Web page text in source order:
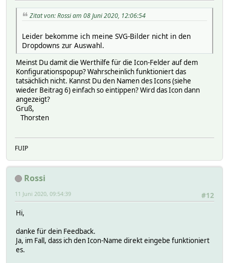
Zitat von: Rossi am 08 Juni 2020, 12:06:54
Leider bekomme ich meine SVG-Bilder nicht in den
Dropdowns zur Auswahl.
Meinst Du damit die Werthilfe für die Icon-Felder auf dem
Konfigurationspopup? Wahrscheinlich funktioniert das
tatsächlich nicht. Kannst Du den Namen des Icons (siehe
wieder Beitrag 6) einfach so eintippen? Wird das Icon dann
angezeigt?
Gruß,
Thorsten
FUIP
Rossi
#12
11 Juni 2020, 09:54:39
Hi,
danke für dein Feedback.
Ja, im Fall, dass ich den Icon-Name direkt eingebe funktioniert
es.